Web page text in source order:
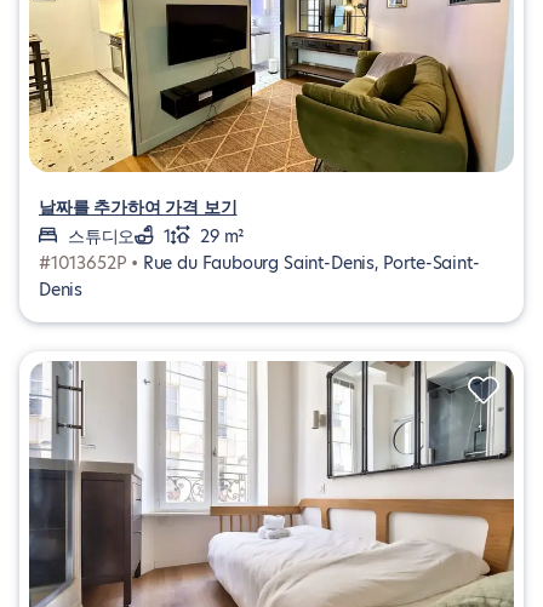
날짜를 추가하여 가격 보기
스튜디오
1
29 m²
#1013652P • Rue du Faubourg Saint-Denis, Porte-Saint-
Denis